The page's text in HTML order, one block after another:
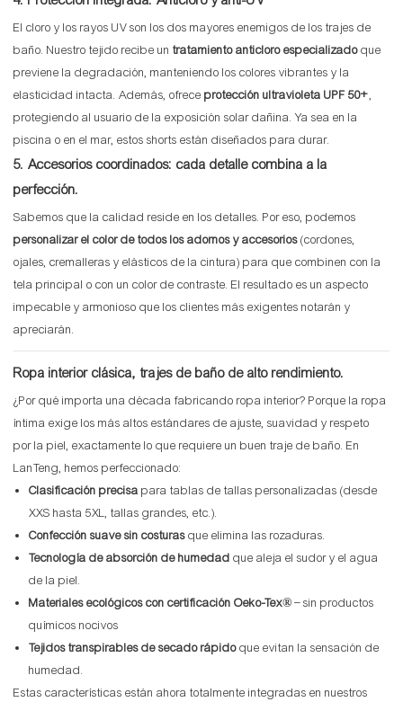
El cloro y los rayos UV son los dos mayores enemigos de los trajes de
baño. Nuestro tejido recibe un tratamiento anticloro especializadoque
previene la degradación, manteniendo los colores vibrantes y la
elasticidad intacta. Además, ofrece protección ultravioleta UPF 50+,
protegiendo al usuario de la exposición solar dañina. Ya sea en la
piscina o en el mar, estos shorts están diseñados para durar.
5. Accesorios coordinados: cada detalle combina a la
perfección.
Sabemos que la calidad reside en los detalles. Por eso, podemos
personalizar el color de todos los adornos y accesorios(cordones,
ojales, cremalleras y elásticos de la cintura) para que combinen con la
tela principal o con un color de contraste. El resultado es un aspecto
impecable y armonioso que los clientes más exigentes notarán y
apreciarán.
Ropa interior clásica, trajes de baño de alto rendimiento.
¿Por qué importa una década fabricando ropa interior? Porque la ropa
íntima exige los más altos estándares de ajuste, suavidad y respeto
por la piel, exactamente lo que requiere un buen traje de baño. En
LanTeng, hemos perfeccionado:
Clasificación precisa para tablas de tallas personalizadas (desde
XXS hasta 5XL, tallas grandes, etc.).
Confección suave sin costurasque elimina las rozaduras.
Tecnología de absorción de humedad que aleja el sudor y el agua
de la piel.
Materiales ecológicos con certificación Oeko-Tex®– sin productos
químicos nocivos
Tejidos transpirables de secado rápidoque evitan la sensación de
humedad.
Estas características están ahora totalmente integradas en nuestros